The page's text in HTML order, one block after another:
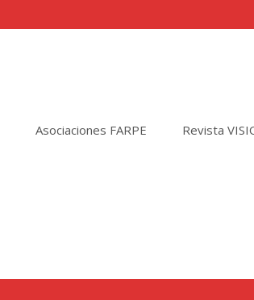
Asociaciones FARPE Revista